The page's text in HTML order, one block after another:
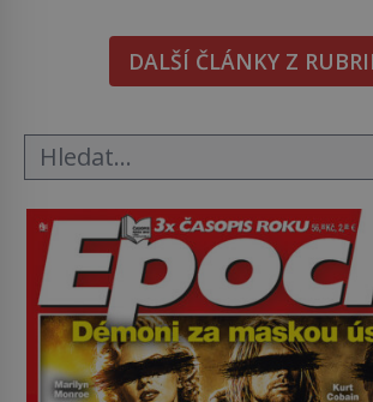
i bude chutnat, ovšem měl by ji mít
občasný pamlsek. […]
DALŠÍ ČLÁNKY Z